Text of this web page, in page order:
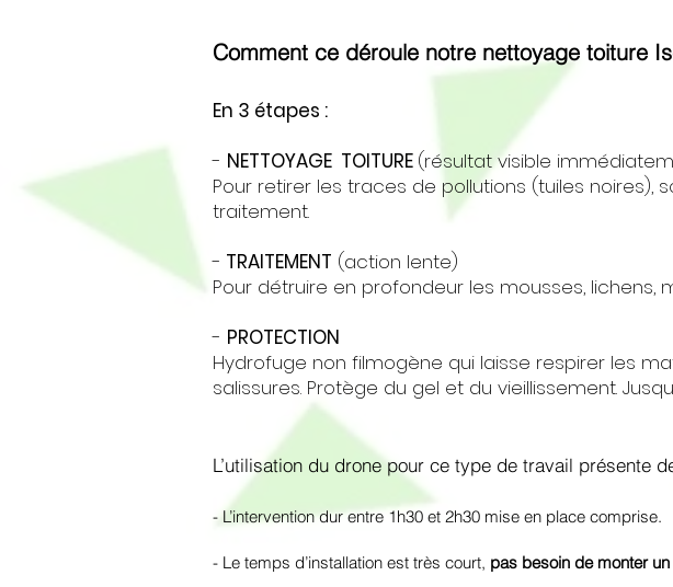
Comment ce déroule notre nettoyage toiture
En 3 étapes :
- NETTOYAGE TOITURE (résultat visible
Pour retirer les traces de pollutions (tuiles
traitement.
- TRAITEMENT (action lente)
Pour détruire en profondeur les mousses,
- PROTECTION
Hydrofuge non filmogène qui laisse respirer les
salissures. Protège du gel et du vieillissement.
L’utilisation du drone pour ce type de travail présente
- L’intervention dur entre 1h30 et 2h30 mise en place comprise.
- Le temps d’installation est très court, pas besoin de monter